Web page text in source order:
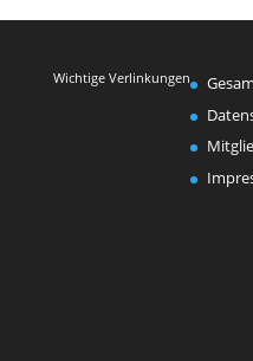
Wichtige Verlinkungen